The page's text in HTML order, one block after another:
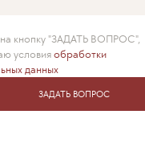
кнопку "ЗАДАТЬ ВОПРОС",
условияобработки
данных
ЗАДАТЬ ВОПРОС